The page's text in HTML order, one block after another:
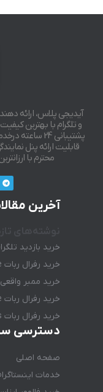
آیدیجی پلاس، ارائه
و تلگرام با بهترین
پشتیبانی 24
محترم با
آخرین
خرید بازدید
خرید رفرال ربات WeMine
خرید ممبر واقعی
خرید رفرال ربات TVerse
خرید رفرال ربات DurovCaps
دسترسی
صفحه اصلی
خدمات